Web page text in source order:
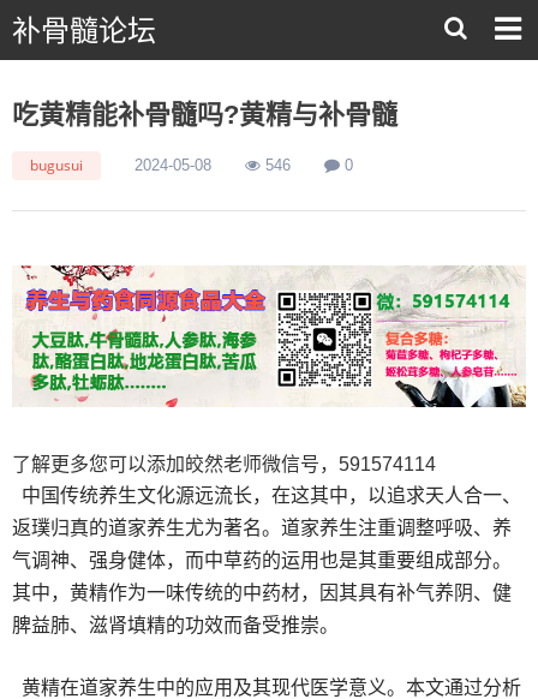
补骨髓论坛
吃黄精能补骨髓吗?黄精与补骨髓
bugusui 2024-05-08 546 0
了解更多您可以添加皎然老师微信号，591574114
中国传统养生文化源远流长，在这其中，以追求天人合一、
返璞归真的道家养生尤为著名。道家养生注重调整呼吸、养
气调神、强身健体，而中草药的运用也是其重要组成部分。
其中，黄精作为一味传统的中药材，因其具有补气养阴、健
脾益肺、滋肾填精的功效而备受推崇。
黄精在道家养生中的应用及其现代医学意义。本文通过分析